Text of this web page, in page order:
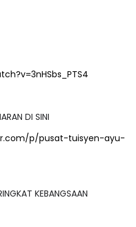
DI SINI
p/pusat-tuisyen-ayu-
KEBANGSAAN